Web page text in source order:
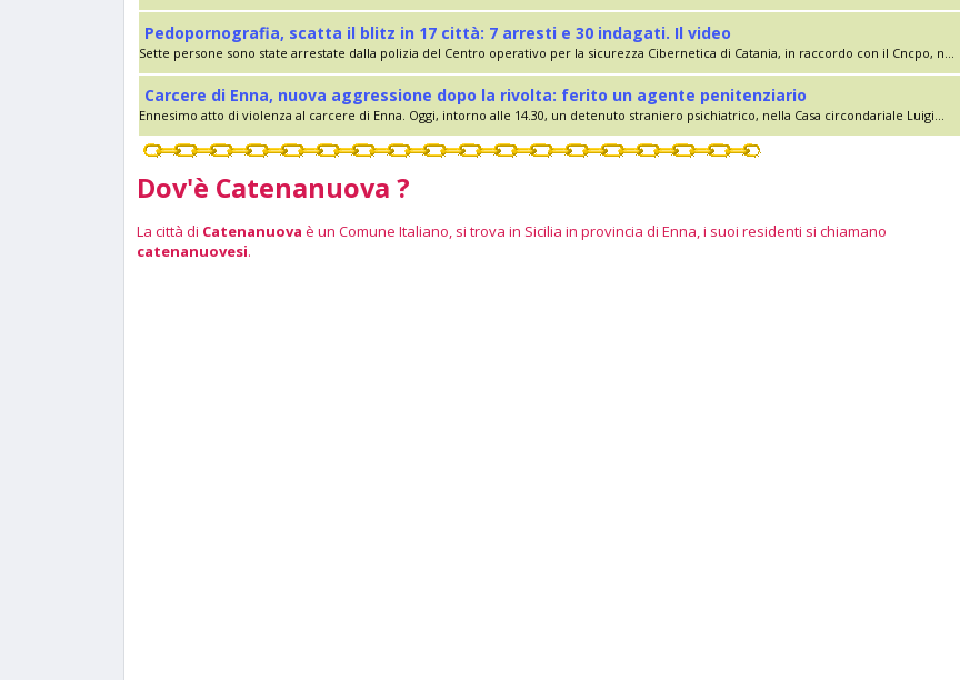
Pedopornografia, scatta il blitz in 17 città: 7 arresti e 30 indagati. Il video
Sette persone sono state arrestate dalla polizia del Centro operativo per la sicurezza Cibernetica di Catania, in raccordo con il Cncpo, n...
Carcere di Enna, nuova aggressione dopo la rivolta: ferito un agente penitenziario
Ennesimo atto di violenza al carcere di Enna. Oggi, intorno alle 14.30, un detenuto straniero psichiatrico, nella Casa circondariale Luigi...
Dov'è Catenanuova ?
La città di Catenanuova è un Comune Italiano, si trova in Sicilia in provincia di Enna, i suoi residenti si chiamano
catenanuovesi.